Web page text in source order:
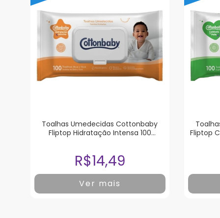
Toalhas Umedecidas Cottonbaby
Fliptop Hidratação Intensa 100
R$14,49
Ver mais
Fliptop